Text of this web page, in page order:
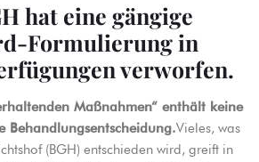
hat eine gängige
Formulierung in
verworfen.
Maßnahmen“ enthält keine
Behandlungsentscheidung.Vieles, was
(BGH) entschieden wird, greift in